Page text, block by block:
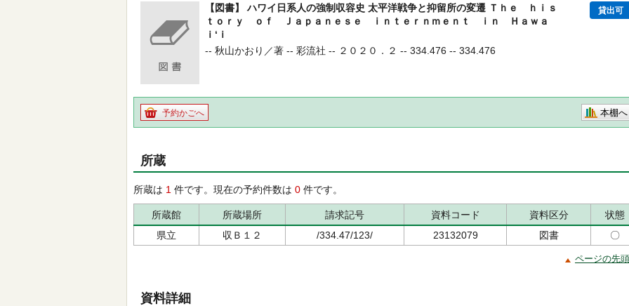
【図書】 ハワイ日系人の強制収容史 太平洋戦争と抑留所の変遷 Ｔｈｅ ｈｉｓ
ｔｏｒｙ ｏｆ Ｊａｐａｎｅｓｅ ｉｎｔｅｒｎｍｅｎｔ ｉｎ Ｈａｗａ
ｉ‘ｉ
貸出可
-- 秋山かおり／著 -- 彩流社 -- ２０２０．２ -- 334.476 -- 334.476
予約かごへ 本棚へ
所蔵
所蔵は 1 件です。現在の予約件数は 0 件です。
所蔵館 所蔵場所 請求記号 資料コード 資料区分
状態
県立
収Ｂ１２ /334.47/123/ 23132079 図書 〇
ページの先
資料詳細